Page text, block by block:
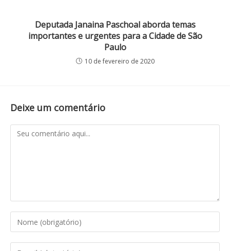
Deputada Janaina Paschoal aborda temas
importantes e urgentes para a Cidade de São
Paulo
10 de fevereiro de 2020
Deixe um comentário